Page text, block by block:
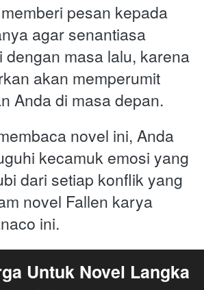
pesan kepada
agar senantiasa
dengan masa lalu, karena
akan memperumit
Anda di masa depan.
novel ini, Anda
kecamuk emosi yang
dari setiap konflik yang
novel Fallen karya
ini.
Untuk Novel Langka